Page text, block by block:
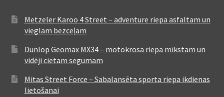
Metzeler Karoo 4 Street – adventure riepa asfaltam un
vieglam bezceļam
Dunlop Geomax MX34 – motokrosa riepa mīkstam un
vidēji cietam segumam
Mitas Street Force – Sabalansēta sporta riepa ikdienas
lietošanai